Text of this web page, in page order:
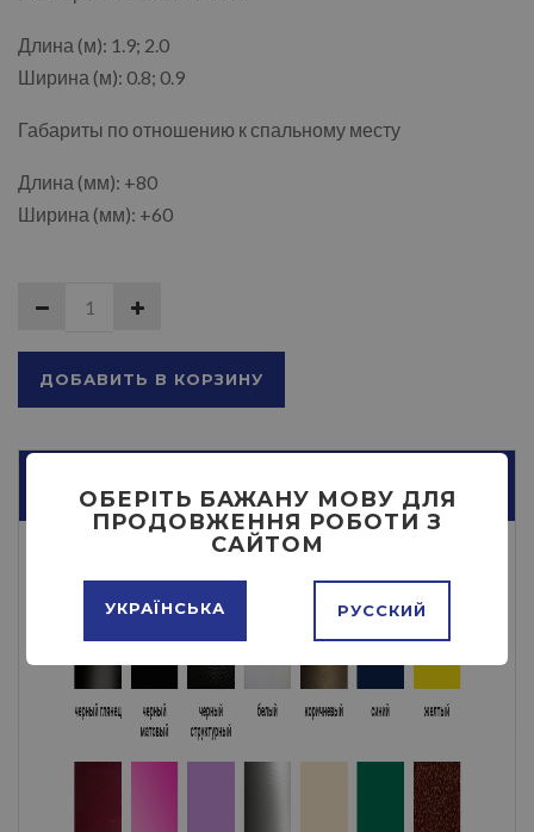
Длина (м): 1.9; 2.0
Ширина (м): 0.8; 0.9
Габариты по отношению к спальному месту
Длина (мм): +80
Ширина (мм): +60
ДОБАВИТЬ В КОРЗИНУ
ОБЕРІТЬ БАЖАНУ МОВУ ДЛЯ
ПРОДОВЖЕННЯ РОБОТИ З
САЙТОМ
УКРАЇНСЬКА РУССКИЙ